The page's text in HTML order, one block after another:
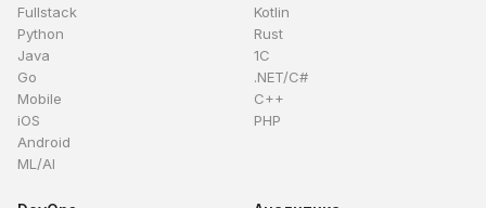
Fullstack
Python
Java
Go
Mobile
iOS
Android
ML/AI
Kotlin
Rust
1C
.NET/C#
C++
PHP